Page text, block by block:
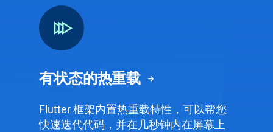
有状态的热重载
Flutter 框架内置热重载特性，可以帮您
快速迭代代码，并在几秒钟内在屏幕上